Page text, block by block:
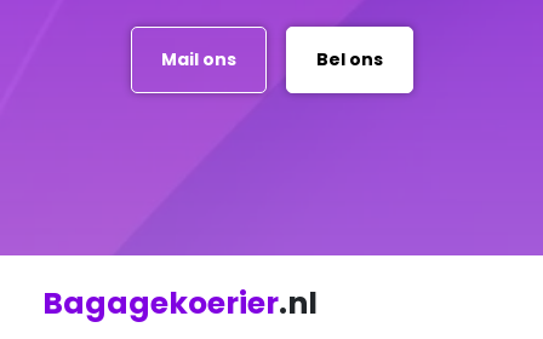
Mail ons Bel ons
Bagagekoerier.nl